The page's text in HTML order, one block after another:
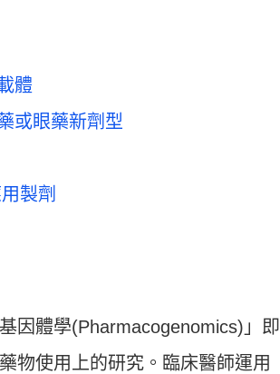
體
或眼藥新劑型
製劑
因體學(Pharmacogenomics)」即
物使用上的研究。臨床醫師運用